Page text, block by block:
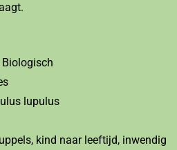
Biologisch
lupulus
kind naar leeftijd, inwendig